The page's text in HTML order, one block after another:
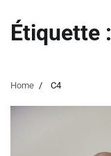
Étiquette :
Home C4